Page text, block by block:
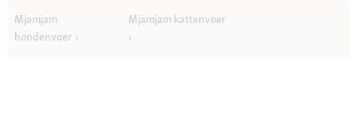
Mjamjam
hondenvoer
Mjamjam kattenvoer